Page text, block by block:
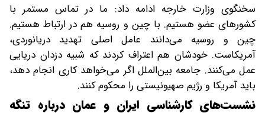
سخنگوی وزارت خارجه ادامه داد: ما در تماس مستمر با
کشورهای عضو هستیم. با چین و روسیه هم در ارتباط هستیم.
چین و روسیه می‌دانند عامل اصلی تهدید دریانوردی،
آمریکاست. خودشان هم اعتراف کردند که شبیه دزدان دریایی
عمل می‌کنند. جامعه بین‌الملل اگر می‌خواهد کاری انجام دهد،
باید آمریکا و رژیم صهیونیستی را محکوم کنند.
نشست‌های کارشناسی ایران و عمان درباره تنگه